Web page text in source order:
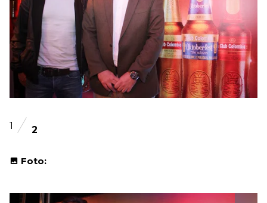
1 2
Foto: